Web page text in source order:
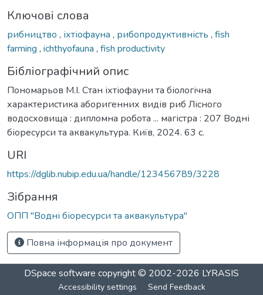
Ключові слова
рибництво , іхтіофауна , рибопродуктивність , fish
farming , ichthyofauna , fish productivity
Бібліографічний опис
Пономарьов М.І. Стан іхтіофауни та біологічна
характеристика аборигенних видів риб Лісного
водосховища : дипломна робота ... магістра : 207 Водні
біоресурси та аквакультура. Київ, 2024. 63 с.
URI
https://dglib.nubip.edu.ua/handle/123456789/3228
Зібрання
ОПП "Водні біоресурси та аквакультура"
Повна інформація про документ
DSpace software copyright © 2002-2026 LYRASIS
Accessibility settings Send Feedback